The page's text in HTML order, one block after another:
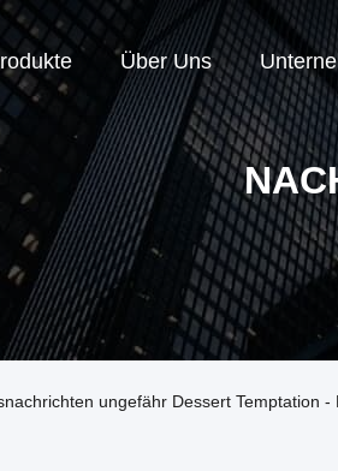
Über Uns
ungefähr Dessert Temptation -